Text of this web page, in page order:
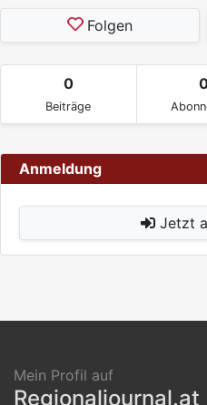
Folgen
0
Beiträge
Anmeldung
Jetzt
Mein Profil auf
Regionaljournal.at